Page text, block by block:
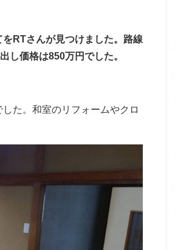
RTさんが見つけました。路線
し価格は850万円でした。
た。和室のリフォームやクロ